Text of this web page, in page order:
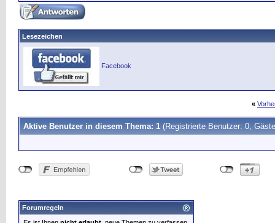
Lesezeichen
Facebook
«
Aktive Benutzer in diesem Thema: 1 (Registrierte Benutzer: 0,
Forumregeln